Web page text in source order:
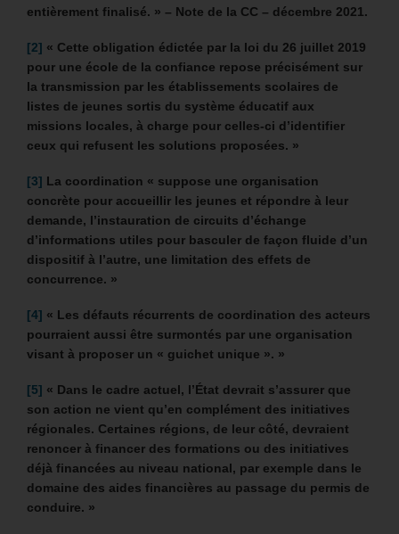
entièrement finalisé. » – Note de la CC – décembre 2021.
[2] « Cette obligation édictée par la loi du 26 juillet 2019
pour une école de la confiance repose précisément sur
la transmission par les établissements scolaires de
listes de jeunes sortis du système éducatif aux
missions locales, à charge pour celles-ci d’identifier
ceux qui refusent les solutions proposées. »
[3] La coordination « suppose une organisation
concrète pour accueillir les jeunes et répondre à leur
demande, l’instauration de circuits d’échange
d’informations utiles pour basculer de façon fluide d’un
dispositif à l’autre, une limitation des effets de
concurrence. »
[4] « Les défauts récurrents de coordination des acteurs
pourraient aussi être surmontés par une organisation
visant à proposer un « guichet unique ». »
[5] « Dans le cadre actuel, l’État devrait s’assurer que
son action ne vient qu’en complément des initiatives
régionales. Certaines régions, de leur côté, devraient
renoncer à financer des formations ou des initiatives
déjà financées au niveau national, par exemple dans le
domaine des aides financières au passage du permis de
conduire. »